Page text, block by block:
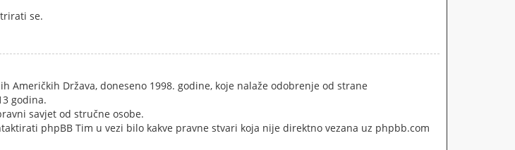
se.
Američkih Država, doneseno 1998. godine, koje nalaže odobrenje od strane
godina.
savjet od stručne osobe.
phpBB Tim u vezi bilo kakve pravne stvari koja nije direktno vezana uz phpbb.com